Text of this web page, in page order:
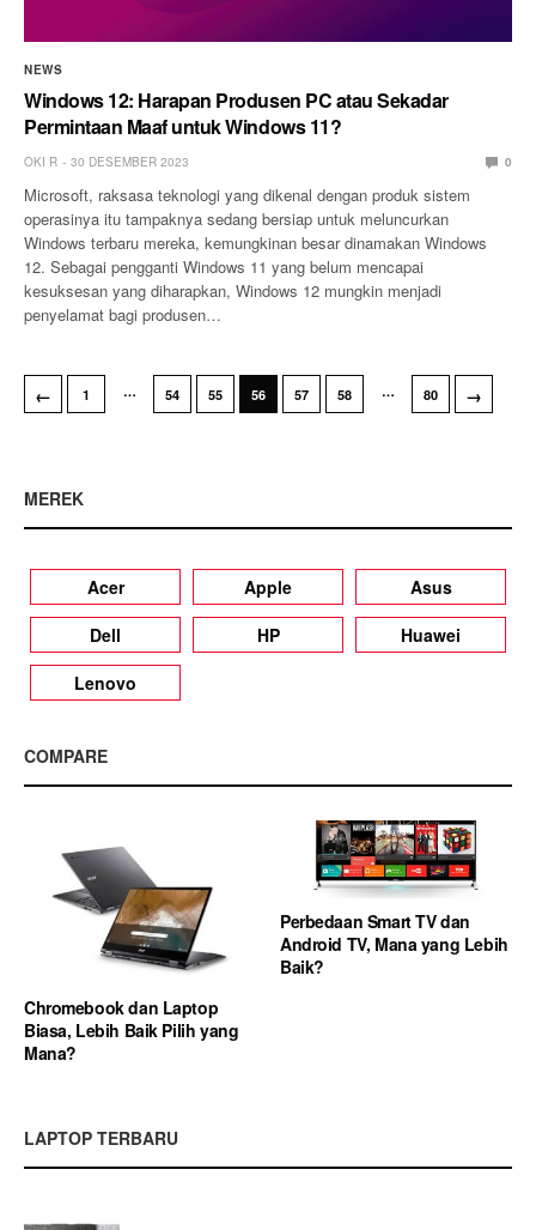
NEWS
Windows 12: Harapan Produsen PC atau Sekadar
Permintaan Maaf untuk Windows 11?
OKI R 30 DESEMBER 2023 0
Microsoft, raksasa teknologi yang dikenal dengan produk sistem
operasinya itu tampaknya sedang bersiap untuk meluncurkan
Windows terbaru mereka, kemungkinan besar dinamakan Windows
12. Sebagai pengganti Windows 11 yang belum mencapai
kesuksesan yang diharapkan, Windows 12 mungkin menjadi
penyelamat bagi produsen…
← 1 … 54 55 56 57 58 … 80 →
MEREK
Acer Apple
Asus
Dell
HP
Huawei
Lenovo
COMPARE
Chromebook dan Laptop
Biasa, Lebih Baik Pilih yang
Mana?
Perbedaan Smart TV dan
Android TV, Mana yang Lebih
Baik?
LAPTOP TERBARU